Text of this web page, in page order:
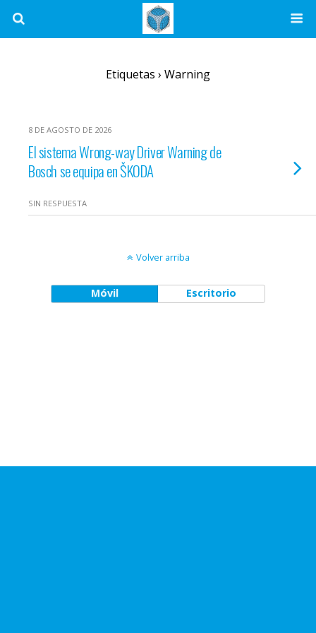
Etiquetas › Warning
8 DE AGOSTO DE 2026
El sistema Wrong-way Driver Warning de
Bosch se equipa en ŠKODA
SIN RESPUESTA
Volver arriba
Móvil Escritorio